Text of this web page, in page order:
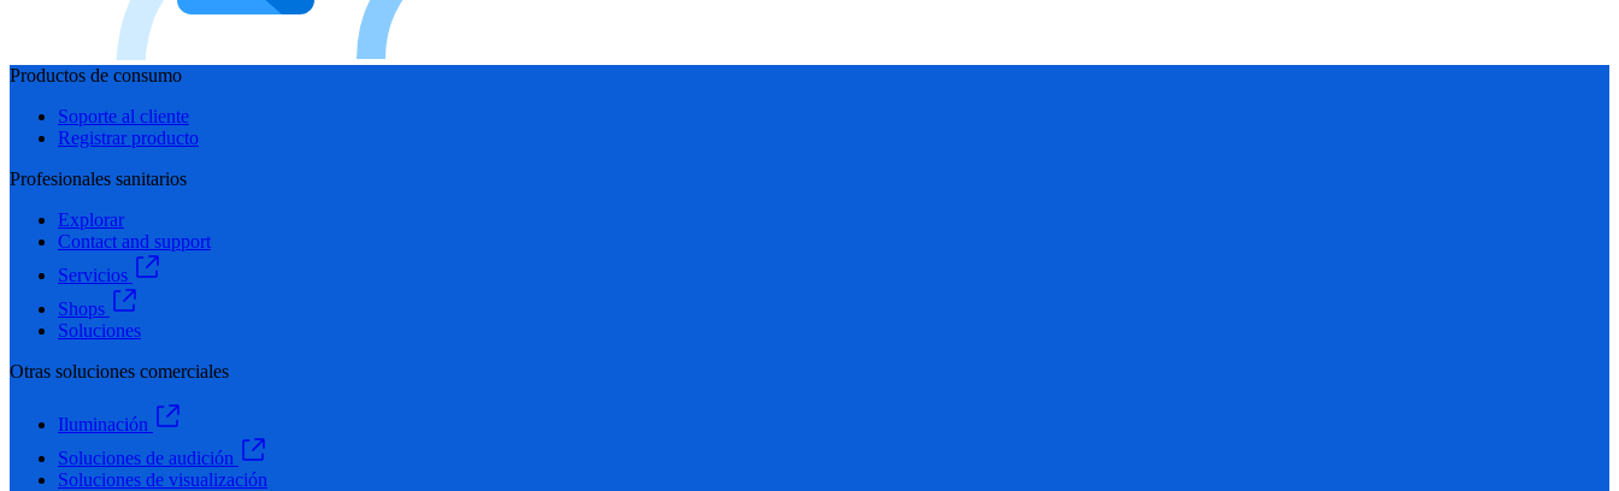
Productos de consumo
Soporte al cliente
Registrar producto
Profesionales sanitarios
Explorar
Contact and support
Servicios
Shops
Soluciones
Otras soluciones comerciales
Iluminación
Soluciones de audición
Soluciones de visualización